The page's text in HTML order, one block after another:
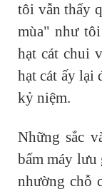
tôi vẫn thấy
mùa" như
hạt cát chui
hạt cát ấy lại
kỷ niệm.
Những sắc
bấm máy lưu
nhường chỗ